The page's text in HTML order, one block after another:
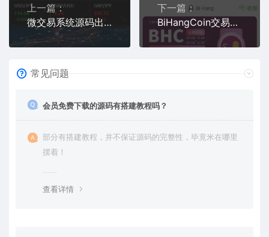
上一篇：
微交易系统源码出售 | 外汇+数字货币+贵金属微盘系统 | 支持多语言+群控单控+Vue前端
下一篇：
BiHangCoin交易所源码全开源｜含原生APP+详细搭建教程
常见问题
会员免费下载的源码有搭建教程吗？
部分有搭建教程，并不保证源码的完整性，毕竟米在哪里
摆着！
查看详情